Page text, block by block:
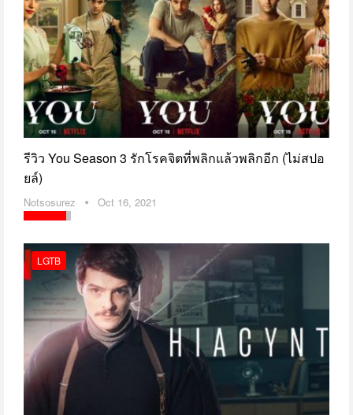
รีวิว You Season 3 รักโรคจิตที่พลิกแล้วพลิกอีก (ไม่สปอ
ยล์)
Notsosurez Oct 16, 2021
LGTB